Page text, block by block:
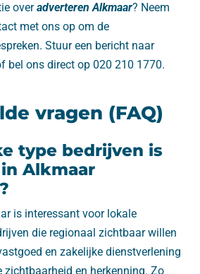
overadverteren Alkmaar? Neem
met ons op om de
Stuur een bericht naar
bel ons direct op 020 210 1770.
vragen (FAQ)
type bedrijven is
Alkmaar
is interessant voor lokale
die regionaal zichtbaar willen
en zakelijke dienstverlening
zichtbaarheid en herkenning. Zo